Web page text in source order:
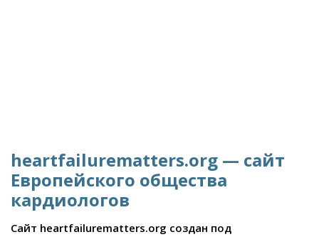
heartfailurematters.org — сайт
Европейского общества
кардиологов
Сайт heartfailurematters.org создан под